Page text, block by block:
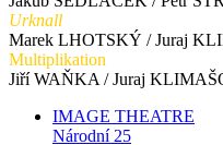
Urknall
Marek LHOTSKÝ / Juraj
Multiplikation
Jiří WAŇKA / Juraj
IMAGE THEATRE
Národní 25